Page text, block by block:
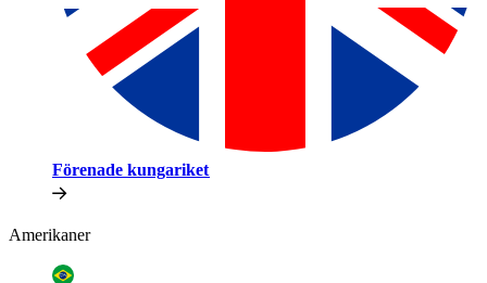
Förenade kungariket​​
Amerikaner​​